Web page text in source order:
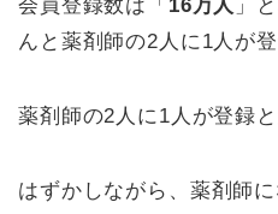
会員登録数は「 16万人 」
んと薬剤師の2人に1人が
薬剤師の2人に1人が登録
はずかしながら、薬剤師